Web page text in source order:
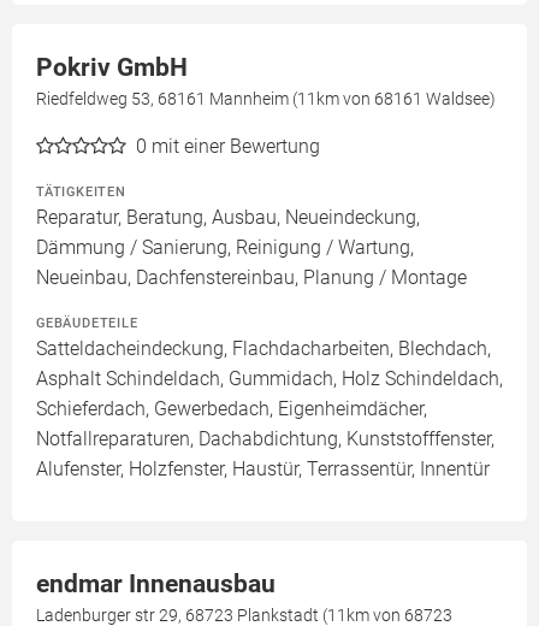
Pokriv GmbH
Riedfeldweg 53, 68161 Mannheim (11km von 68161 Waldsee)
0 mit einer Bewertung
TÄTIGKEITEN
Reparatur, Beratung, Ausbau, Neueindeckung,
Dämmung / Sanierung, Reinigung / Wartung,
Neueinbau, Dachfenstereinbau, Planung / Montage
GEBÄUDETEILE
Satteldacheindeckung, Flachdacharbeiten, Blechdach,
Asphalt Schindeldach, Gummidach, Holz Schindeldach,
Schieferdach, Gewerbedach, Eigenheimdächer,
Notfallreparaturen, Dachabdichtung, Kunststofffenster,
Alufenster, Holzfenster, Haustür, Terrassentür, Innentür
endmar Innenausbau
Ladenburger str 29, 68723 Plankstadt (11km von 68723